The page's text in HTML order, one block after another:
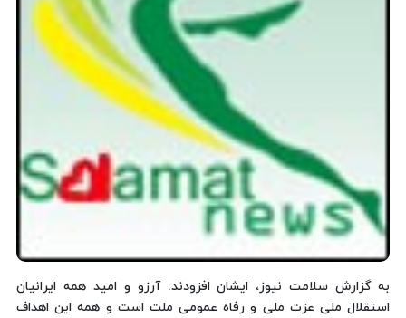
به گزارش سلامت نیوز، ایشان افزودند‌: آرزو و امید همه‌ ایرانیان‌‌‌
استقلال‌ ملی‌‌ عزت‌ ملی‌ و رفاه‌ عمومی‌ ملت‌‌‌ است‌ و همه‌ این‌ اهداف‌